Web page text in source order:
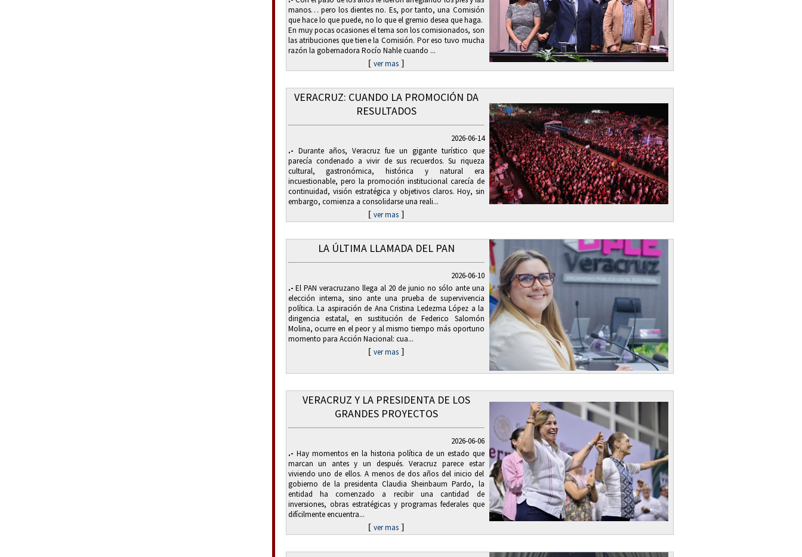
manos… pero los dientes no. Es, por tanto, una Comisión
que hace lo que puede, no lo que el gremio desea que haga.
En muy pocas ocasiones el tema son los comisionados, son
las atribuciones que tiene la Comisión. Por eso tuvo mucha
razón la gobernadora Rocío Nahle cuando ...
[ ver mas ]
VERACRUZ: CUANDO LA PROMOCIÓN DA
RESULTADOS
2026-06-14
.- Durante años, Veracruz fue un gigante turístico que
parecía condenado a vivir de sus recuerdos. Su riqueza
cultural, gastronómica, histórica y natural era
incuestionable, pero la promoción institucional carecía de
continuidad, visión estratégica y objetivos claros. Hoy, sin
embargo, comienza a consolidarse una reali...
[ ver mas ]
LA ÚLTIMA LLAMADA DEL PAN
2026-06-10
.- El PAN veracruzano llega al 20 de junio no sólo ante una
elección interna, sino ante una prueba de supervivencia
política. La aspiración de Ana Cristina Ledezma López a la
dirigencia estatal, en sustitución de Federico Salomón
Molina, ocurre en el peor y al mismo tiempo más oportuno
momento para Acción Nacional: cua...
[ ver mas ]
VERACRUZ Y LA PRESIDENTA DE LOS
GRANDES PROYECTOS
2026-06-06
.- Hay momentos en la historia política de un estado que
marcan un antes y un después. Veracruz parece estar
viviendo uno de ellos. A menos de dos años del inicio del
gobierno de la presidenta Claudia Sheinbaum Pardo, la
entidad ha comenzado a recibir una cantidad de
inversiones, obras estratégicas y programas federales que
difícilmente encuentra...
[ ver mas ]